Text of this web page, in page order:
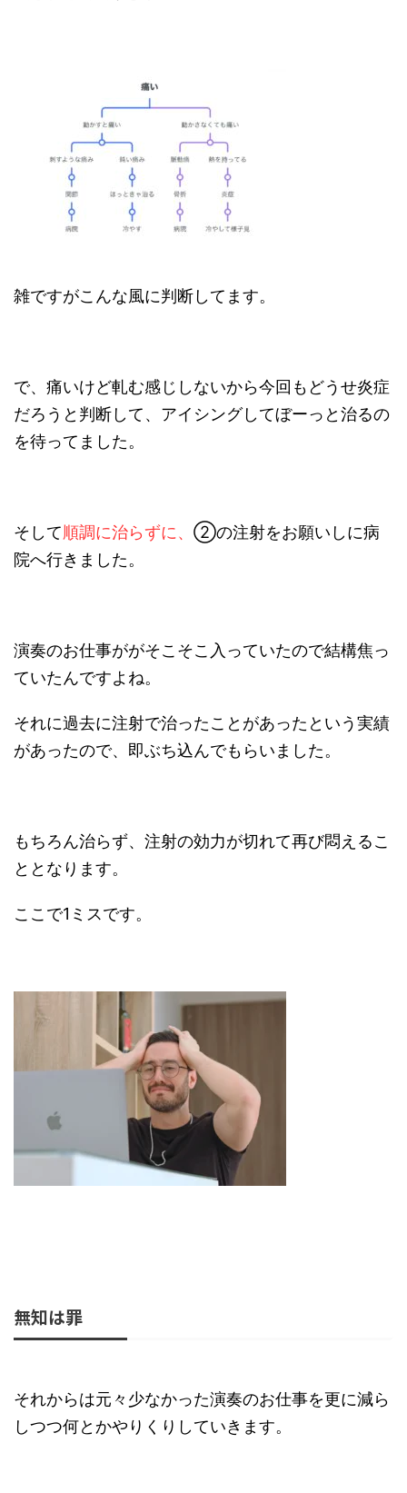
雑ですがこんな風に判断してます。
で、痛いけど軋む感じしないから今回もどうせ炎症
だろうと判断して、アイシングしてぼーっと治るの
を待ってました。
そして順調に治らずに、 ②の注射をお願いしに病
院へ行きました。
演奏のお仕事ががそこそこ入っていたので結構焦っ
ていたんですよね。
それに過去に注射で治ったことがあったという実績
があったので、即ぶち込んでもらいました。
もちろん治らず、注射の効力が切れて再び悶えるこ
ととなります。
ここで1ミスです。
無知は罪
それからは元々少なかった演奏のお仕事を更に減ら
しつつ何とかやりくりしていきます。